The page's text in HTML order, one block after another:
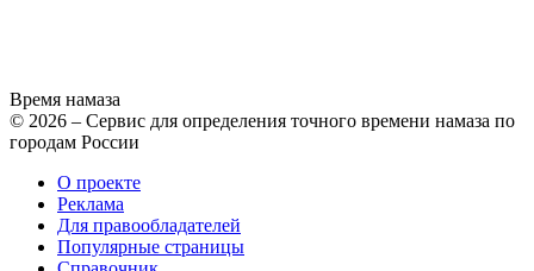
Время намаза
© 2026 – Сервис для определения точного времени намаза по
городам России
О проекте
Реклама
Для правообладателей
Популярные страницы